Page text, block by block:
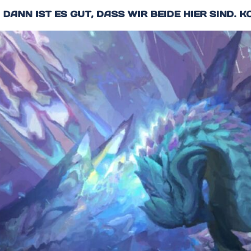
DANN IST ES GUT, DASS WIR BEIDE HIER SIND.